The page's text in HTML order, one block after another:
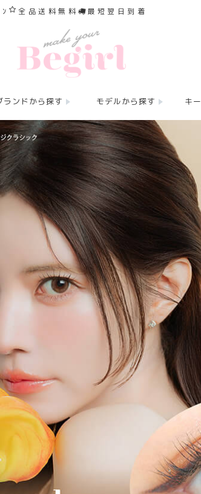
全品送料無料 最短翌日到着
ランドから探す モデルから探す キ